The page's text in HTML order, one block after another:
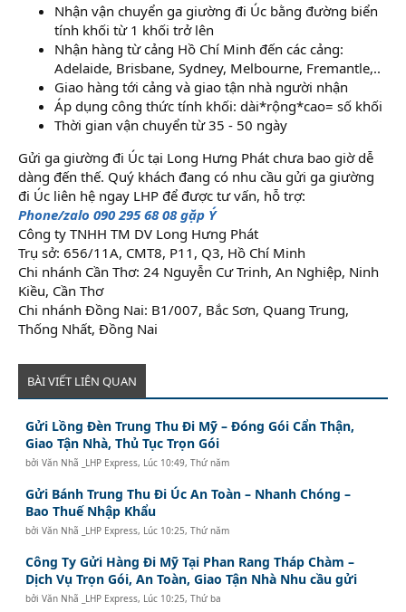
Nhận vận chuyển ga giường đi Úc bằng đường biển
tính khối từ 1 khối trở lên
Nhận hàng từ cảng Hồ Chí Minh đến các cảng:
Adelaide, Brisbane, Sydney, Melbourne, Fremantle,..
Giao hàng tới cảng và giao tận nhà người nhận
Áp dụng công thức tính khối: dài*rộng*cao= số khối
Thời gian vận chuyển từ 35 - 50 ngày
Gửi ga giường đi Úc tại Long Hưng Phát chưa bao giờ dễ
dàng đến thế. Quý khách đang có nhu cầu gửi ga giường
đi Úc liên hệ ngay LHP để được tư vấn, hỗ trợ:
Phone/zalo 090 295 68 08 gặp Ý
Công ty TNHH TM DV Long Hưng Phát
Trụ sở: 656/11A, CMT8, P11, Q3, Hồ Chí Minh
Chi nhánh Cần Thơ: 24 Nguyễn Cư Trinh, An Nghiệp, Ninh
Kiều, Cần Thơ
Chi nhánh Đồng Nai: B1/007, Bắc Sơn, Quang Trung,
Thống Nhất, Đồng Nai
BÀI VIẾT LIÊN QUAN
Gửi Lồng Đèn Trung Thu Đi Mỹ – Đóng Gói Cẩn Thận,
Giao Tận Nhà, Thủ Tục Trọn Gói
bởiVăn Nhã _LHP Express, Lúc 10:49, Thứ năm
Gửi Bánh Trung Thu Đi Úc An Toàn – Nhanh Chóng –
Bao Thuế Nhập Khẩu
bởiVăn Nhã _LHP Express, Lúc 10:25, Thứ năm
Công Ty Gửi Hàng Đi Mỹ Tại Phan Rang Tháp Chàm –
Dịch Vụ Trọn Gói, An Toàn, Giao Tận Nhà Nhu cầu gửi
bởiVăn Nhã _LHP Express, Lúc 10:25, Thứ ba